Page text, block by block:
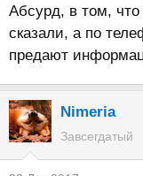
Абсурд, в том, что
сказали, а по
предают
Nimeria
Завсегдатый